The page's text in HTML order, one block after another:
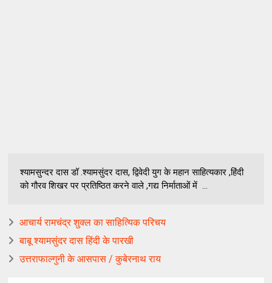
श्यामसुन्दर दास डॉ .श्यामसुंदर दास, द्विवेदी युग के महान साहित्यकार ,हिंदी
को गौरव शिखर पर प्रतिष्ठित करने वाले ,गद्य निर्माताओं में ...
आचार्य रामचंद्र शुक्ल का साहित्यिक परिचय
बाबू श्यामसुंदर दास हिंदी के पारखी
उत्तराफाल्गुनी के आसपास / कुबेरनाथ राय